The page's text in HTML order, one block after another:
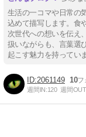
生活の一コマや日常の
込めて描写します。食
次世代への想いを伝え
扱いながらも、言葉選
起こす魅力を持ってい
2061149 10
週間IN:120 週間